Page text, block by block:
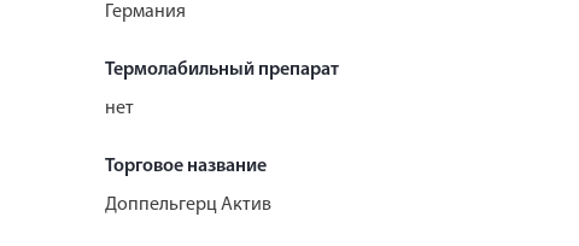
Германия
Термолабильный препарат
нет
Торговое название
Доппельгерц Актив